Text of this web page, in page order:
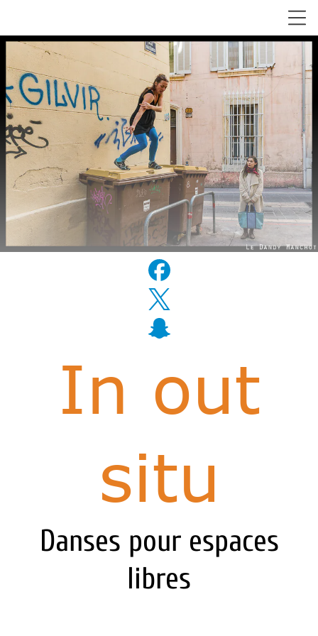
In out
situ
Danses pour espaces
libres